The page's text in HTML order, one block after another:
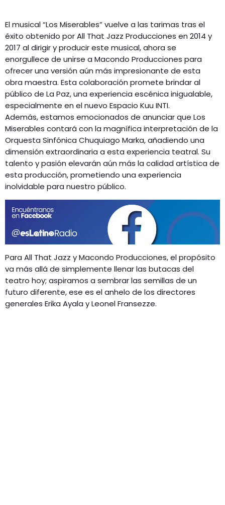
El musical “Los Miserables” vuelve a las tarimas tras el
éxito obtenido por All That Jazz Producciones en 2014 y
2017 al dirigir y producir este musical, ahora se
enorgullece de unirse a Macondo Producciones para
ofrecer una versión aún más impresionante de esta
obra maestra. Esta colaboración promete brindar al
público de La Paz, una experiencia escénica inigualable,
especialmente en el nuevo Espacio Kuu INTI.
Además, estamos emocionados de anunciar que Los
Miserables contará con la magnífica interpretación de la
Orquesta Sinfónica Chuquiago Marka, añadiendo una
dimensión extraordinaria a esta experiencia teatral. Su
talento y pasión elevarán aún más la calidad artística de
esta producción, prometiendo una experiencia
inolvidable para nuestro público.
Para All That Jazz y Macondo Producciones, el propósito
va más allá de simplemente llenar las butacas del
teatro hoy; aspiramos a sembrar las semillas de un
futuro diferente, ese es el anhelo de los directores
generales Erika Ayala y Leonel Fransezze.